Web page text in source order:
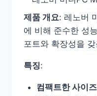
제품 개요: 레노버
에 비해 준수한 성
포트와 확장성을
특징:
컴팩트한 사이즈